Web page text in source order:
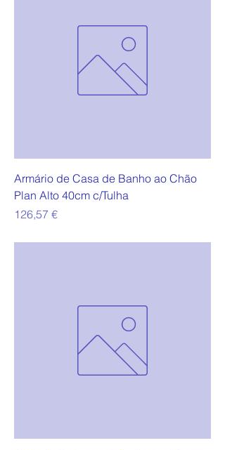
Armário de Casa de Banho ao Chão
Plan Alto 40cm c/Tulha
Preço
126,57 €